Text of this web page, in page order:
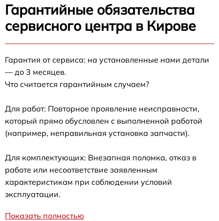
Гарантийные обязательства
сервисного центра в Кирове
Гарантия от сервиса: на установленные нами детали
— до 3 месяцев.
Что считается гарантийным случаем?
Для работ: Повторное проявление неисправности,
который прямо обусловлен с выполненной работой
(например, неправильная установка запчасти).
Для комплектующих: Внезапная поломка, отказ в
работе или несоответствие заявленным
характеристикам при соблюдении условий
эксплуатации.
Показать полностью